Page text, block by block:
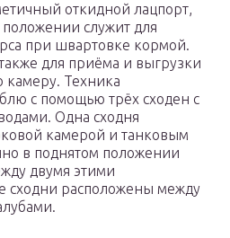
откидной лацпорт,
служит для
при швартовке кормой.
для приёма и выгрузки
камеру. Техника
с помощью трёх сходен с
Одна сходня
камерой и танковым
в поднятом положении
двумя этими
расположены между